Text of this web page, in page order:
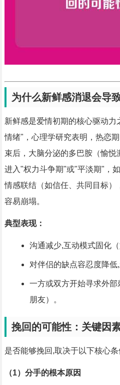
为什么新鲜感消退会导
新鲜感是爱情初期的核心驱动
情绪"，心理学研究表明，热恋
束后，大脑分泌的多巴胺（愉
进入"权力斗争期"或"平淡期"，
情感联结（如信任、共同目标）
容易崩塌。
典型表现：
沟通减少,互动模式固化
对伴侣的缺点容忍度降低,
一方或双方开始寻求外
朋友）。
挽回的可能性：关键因
是否能够挽回,取决于以下核心条
（1）分手的根本原因